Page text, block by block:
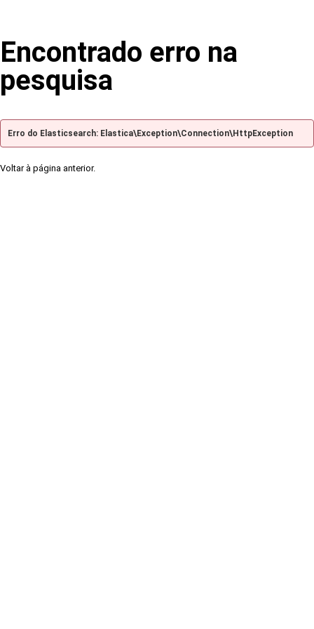
Encontrado erro na
pesquisa
Erro do Elasticsearch: Elastica\Exception\Connection\HttpException
Voltar à página anterior.